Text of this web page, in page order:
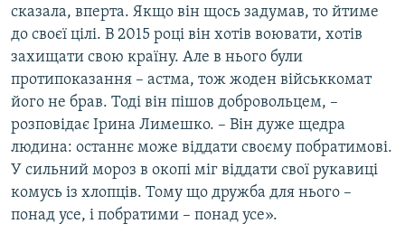
сказала, вперта. Якщо він щось задумав, то йтиме
до своєї цілі. В 2015 році він хотів воювати, хотів
захищати свою країну. Але в нього були
протипоказання – астма, тож жоден військкомат
його не брав. Тоді він пішов добровольцем, –
розповідає Ірина Лимешко. – Він дуже щедра
людина: останнє може віддати своєму побратимові.
У сильний мороз в окопі міг віддати свої рукавиці
комусь із хлопців. Тому що дружба для нього –
понад усе, і побратими – понад усе».